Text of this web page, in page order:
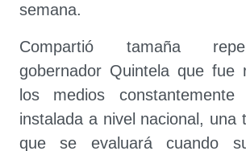
semana.
Compartió tamaña
gobernador Quintela que fue
los medios
instalada a nivel nacional, una
que se evaluará cuando